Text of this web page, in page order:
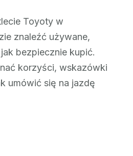
Toyoty w
znaleźć używane,
bezpiecznie kupić.
korzyści, wskazówki
umówić się na jazdę